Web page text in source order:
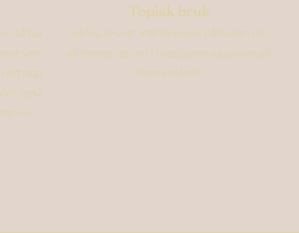
så har
ved
rett opp
også
av
Topisk bruk
Når du bruker eteriske oljer på huden din,
så trenger de inn i blodbanen og jobber på
denne måten.